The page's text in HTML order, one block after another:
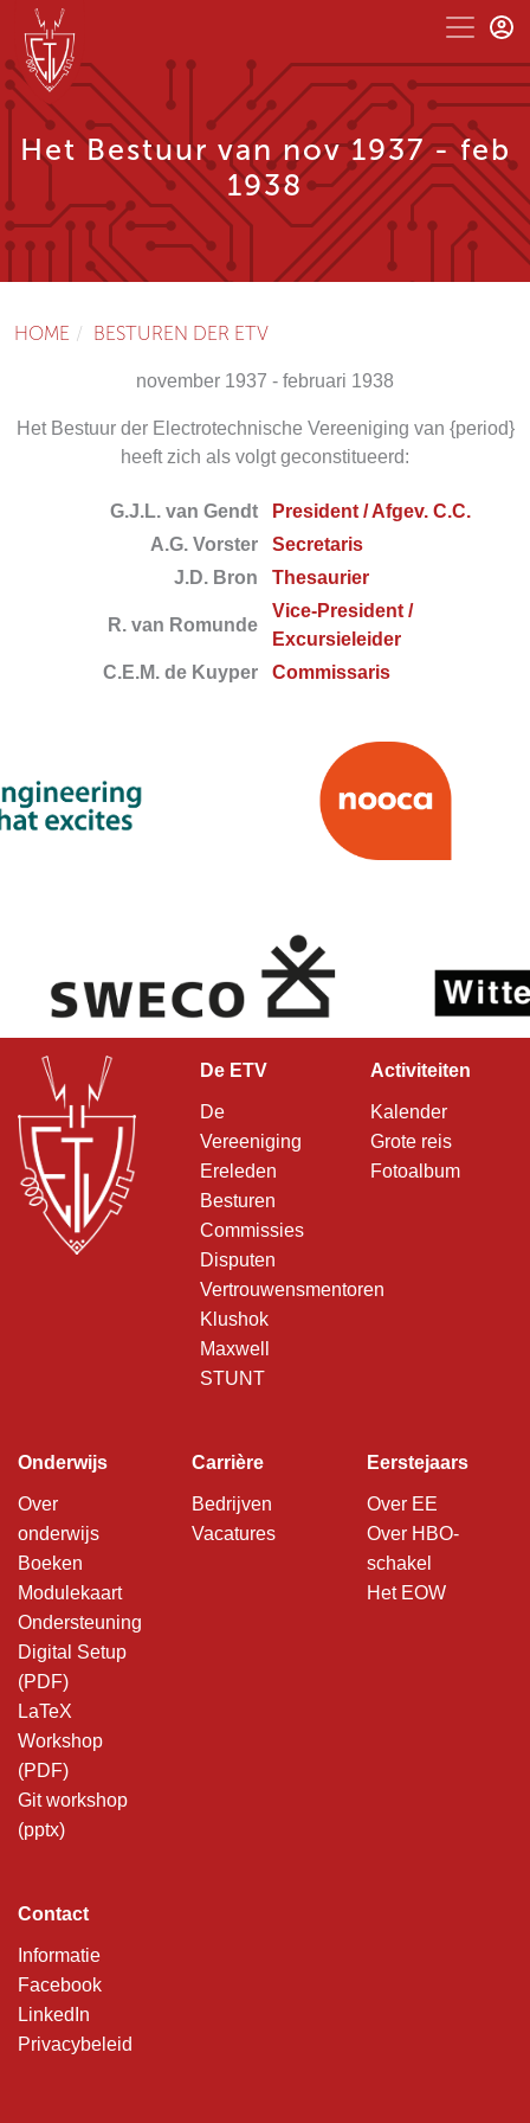
Het Bestuur van nov 1937 - feb
1938
HOME BESTUREN DER ETV
november 1937 - februari 1938
Het Bestuur der Electrotechnische Vereeniging van {period}
heeft zich als volgt geconstitueerd:
G.J.L. van Gendt
President / Afgev. C.C.
A.G. Vorster
Secretaris
J.D. Bron
Thesaurier
R. van Romunde
Vice-President /
Excursieleider
C.E.M. de Kuyper
Commissaris
De ETV
De
Vereeniging
Ereleden
Besturen
Commissies
Disputen
Vertrouwensmentoren
Klushok
Maxwell
STUNT
Activiteiten
Kalender
Grote reis
Fotoalbum
Onderwijs
Over
onderwijs
Boeken
Modulekaart
Ondersteuning
Digital Setup
(PDF)
LaTeX
Workshop
(PDF)
Git workshop
(pptx)
Carrière
Bedrijven
Vacatures
Eerstejaars
Over EE
Over HBO-
schakel
Het EOW
Contact
Informatie
Facebook
LinkedIn
Privacybeleid